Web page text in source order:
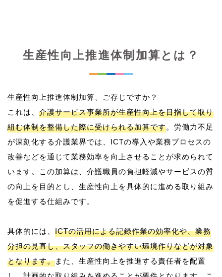
生産性向上推進体制加算とは？
生産性向上推進体制加算、ご存じですか？
これは、 介護サービス事業所が生産性向上を目指して取り
組む体制を整備した際に受けられる加算です。労働力不足
が深刻化する介護業界では、ICTの導入や業務プロセスの
改善などを通じて業務効率を向上させることが求められて
います。この加算は、介護職員の負担軽減やサービスの質
の向上を目的とし、生産性向上を具体的に進める取り組み
を促進する仕組みです。
具体的には、 ICTの活用による記録作業の効率化や、業務
分担の見直し、スタッフの働きやすい環境作りなどが対象
となります。また、生産性向上を推進する責任者を配置